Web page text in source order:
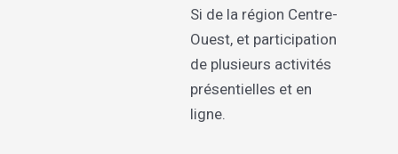
Si de la région Centre-
Ouest, et participation
de plusieurs activités
présentielles et en
ligne.